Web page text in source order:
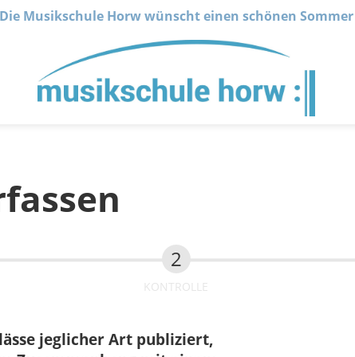
Die Musikschule Horw wünscht einen schönen Sommer
KONTROLLE
jeglicher Art publiziert,